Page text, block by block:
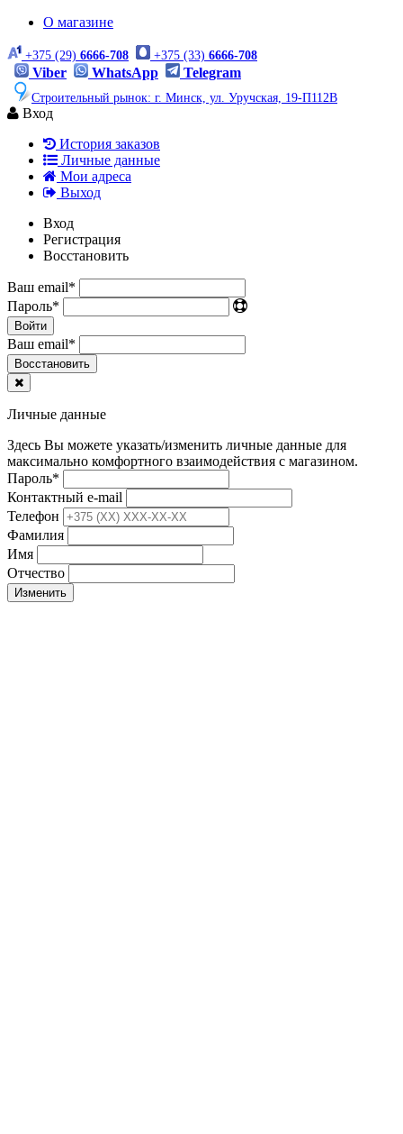
О магазине
+375 (29) 6666-708 +375 (33) 6666-708
Viber WhatsApp Telegram
Строительный рынок: г. Минск, ул. Уручская, 19-П112В
Вход
История заказов
Личные данные
Мои адреса
Выход
Вход
Регистрация
Восстановить
Ваш email*
Пароль*
Войти
Ваш email*
Воcстановить
Личные данные
Здесь Вы можете указать/изменить личные данные для
максимально комфортного взаимодействия с магазином.
Пароль*
Контактный e-mail
Телефон
Фамилия
Имя
Отчество
Изменить